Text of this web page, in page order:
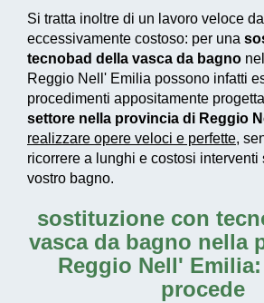
Si tratta inoltre di un lavoro veloce
eccessivamente costoso: per una
tecnobad della vasca da bagno
Reggio Nell' Emilia possono infatti
procedimenti appositamente
settore nella provincia di Reggio
realizzare opere veloci e perfette,
ricorrere a lunghi e costosi interventi
vostro bagno.
sostituzione con
vasca da bagno nella
Reggio Nell'
procede